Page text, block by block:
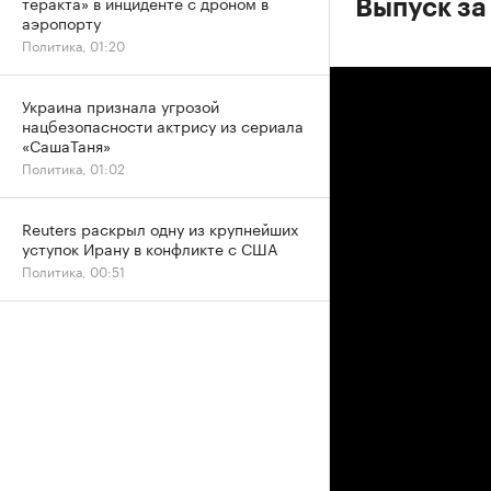
Выпуск
аэропорту
Политика, 01:20
Украина признала угрозой
нацбезопасности актрису из сериала
«СашаТаня»
Политика, 01:02
Reuters раскрыл одну из крупнейших
уступок Ирану в конфликте с США
Политика, 00:51